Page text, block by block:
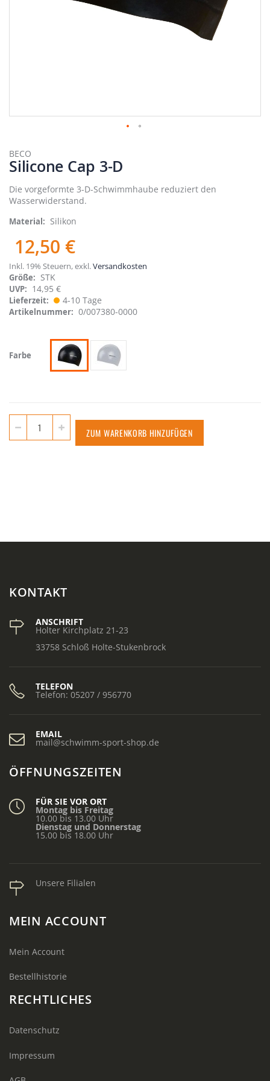
Anfang
der
Bildergalerie
springen
BECO
Silicone Cap 3-D
Die vorgeformte 3-D-Schwimmhaube reduziert den
Wasserwiderstand.
Material Silikon
12,50 €
Inkl. 19% Steuern,exkl. Versandkosten
Größe
STK
UVP: 14,95 €
Lieferzeit 4-10 Tage
Artikelnummer 0/007380-0000
Farbe
ZUM WARENKORB HINZUFÜGEN
KONTAKT
ANSCHRIFT
Holter Kirchplatz 21-23
33758 Schloß Holte-Stukenbrock
TELEFON
Telefon: 05207 / 956770
EMAIL
mail@schwimm-sport-shop.de
ÖFFNUNGSZEITEN
FÜR SIE VOR ORT
Montag bis Freitag
10.00 bis 13.00 Uhr
Dienstag und Donnerstag
15.00 bis 18.00 Uhr
Unsere Filialen
MEIN ACCOUNT
Mein Account
Bestellhistorie
RECHTLICHES
Datenschutz
Impressum